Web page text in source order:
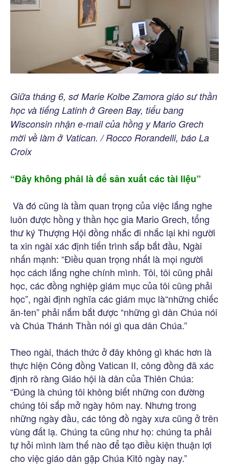
Giữa tháng 6, sơ Marie Kolbe Zamora giáo sư thần
học và tiếng Latinh ở Green Bay, tiểu bang
Wisconsin nhận e-mail của hồng y Mario Grech
mời về làm ở Vatican. / Rocco Rorandelli, báo La
Croix
“Đây không phải là để sản xuất các tài liệu”
Và đó cũng là tầm quan trọng của việc lắng nghe
luôn được hồng y thần học gia Mario Grech, tổng
thư ký Thượng Hội đồng nhắc đi nhắc lại khi người
ta xin ngài xác định tiến trình sắp bắt đầu, Ngài
nhấn mạnh: “Điều quan trọng nhất là mọi người
học cách lắng nghe chính mình. Tôi, tôi cũng phải
học, các đồng nghiệp giám mục của tôi cũng phải
học”, ngài định nghĩa các giám mục là“những chiếc
ăn-ten” phải nắm bắt được “những gì dân Chúa nói
và Chúa Thánh Thần nói gì qua dân Chúa.”
Theo ngài, thách thức ở đây không gì khác hơn là
thực hiện Công đồng Vatican II, công đồng đã xác
định rõ ràng Giáo hội là dân của Thiên Chúa:
“Đúng là chúng tôi không biết những con đường
chúng tôi sắp mở ngày hôm nay. Nhưng trong
những ngày đầu, các tông đồ ngày xưa cũng ở trên
vùng đất lạ. Chúng ta cũng như họ: chúng ta phải
tự hỏi mình làm thế nào để tạo điều kiện thuận lợi
cho việc giáo dân gặp Chúa Kitô ngày nay.”